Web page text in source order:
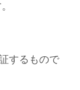
するもので